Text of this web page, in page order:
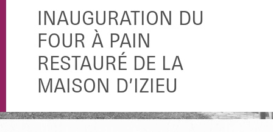
INAUGURATION DU
FOUR À PAIN
RESTAURÉ DE LA
MAISON D’IZIEU